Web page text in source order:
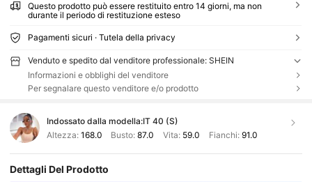
Questo prodotto può essere restituito entro 14 giorni, ma non
durante il periodo di restituzione esteso
Pagamenti sicuri · Tutela della privacy
Venduto e spedito dal venditore professionale: SHEIN
Informazioni e obblighi del venditore
Per segnalare questo venditore e/o prodotto
Indossato dalla modella:IT 40 (S)
Altezza: 168.0 Busto:87.0 Vita: 59.0 Fianchi: 91.0
Dettagli Del Prodotto